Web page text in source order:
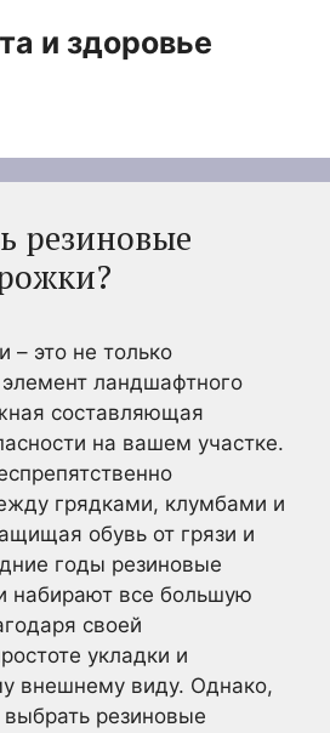
и здоровье
резиновые
это не только
ландшафтного
составляющая
на вашем участке.
грядками, клумбами и
обувь от грязи и
годы резиновые
набирают все большую
своей
укладки и
внешнему виду. Однако,
резиновые